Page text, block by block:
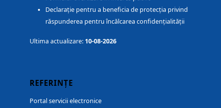
Declarație pentru a beneficia de protecția privind
răspunderea pentru încălcarea confidențialității
Ultima actualizare: 10-08-2026
REFERINȚE
Portal servicii electronice